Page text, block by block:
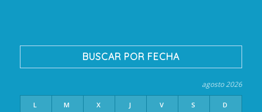
BUSCAR POR FECHA
agosto 2026
L M X J V S D